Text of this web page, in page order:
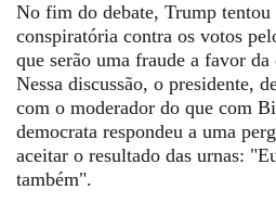
No fim do debate, Trump tentou
conspiratória contra os votos
que serão uma fraude a favor
Nessa discussão, o presidente,
com o moderador do que com
democrata respondeu a uma
aceitar o resultado das urnas:
também".